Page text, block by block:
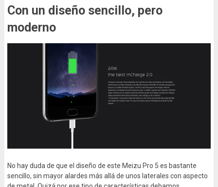
Con un diseño sencillo, pero
moderno
No hay duda de que el diseño de este Meizu Pro 5 es bastante
sencillo, sin mayor alardes más allá de unos laterales con aspecto